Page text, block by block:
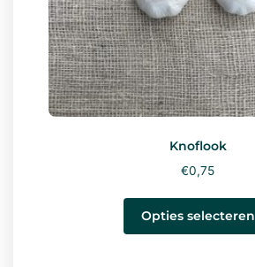
Knoflook
€0,75
Opties selecteren